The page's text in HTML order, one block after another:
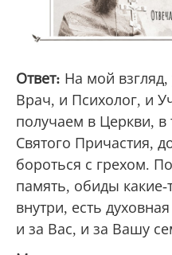
Ответ: На мой взгляд,
Врач, и Психолог, и
получаем в Церкви, в
Святого Причастия,
бороться с грехом.
память, обиды
внутри, есть
и за Вас, и за Вашу